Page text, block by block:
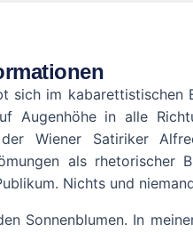
sich im kabarettistischen
Augenhöhe in alle
Wiener Satiriker
als rhetorischer
Nichts und
Sonnenblumen. In